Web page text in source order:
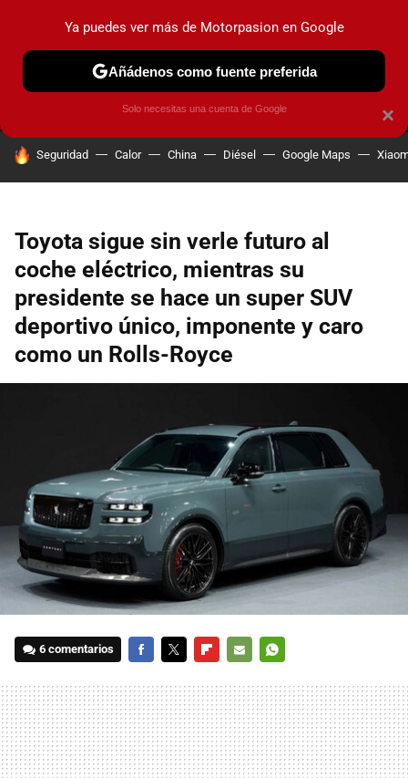
MENÚ NUEVO
COCHES ELÉCTRICOS OBSERVATORIO
HOY SE HABLA DE
Seguridad Calor China Diésel Google Maps
Toyota sigue sin verle futuro al
coche eléctrico, mientras su
presidente se hace un super SUV
deportivo único, imponente y caro
como un Rolls-Royce
6 comentarios
MAIL
×
Ya puedes ver más de Motorpasion en Google
Añádenos como fuente preferida
Solo necesitas una cuenta de Google